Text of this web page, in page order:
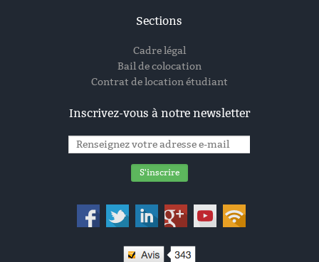
Sections
Cadre légal
Bail de colocation
Contrat de location étudiant
Inscrivez-vous à notre newsletter